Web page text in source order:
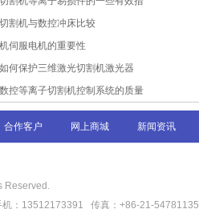
割机与数控冲床比较
伺服电机的重要性
何保护三维激光切割机激光器
控等离子切割机控制系统的质量
合作客户 网上商城 新闻资讯
Reserved.
：13512173391 传真：+86-21-54781135